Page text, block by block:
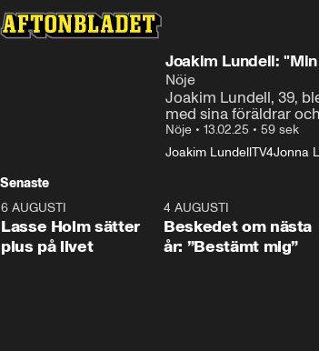
Joakim Lundell:
Nöje
Joakim Lundell, 39,
med sina föräldrar
Nöje • 13.02.25 • 59 sek
Joakim LundellTV4Jonna
Senaste
1:04
6 AUGUSTI
Lasse Holm sätter
plus på livet
4 AUGUSTI
Beskedet om nästa
år: ”Bestämt mig”